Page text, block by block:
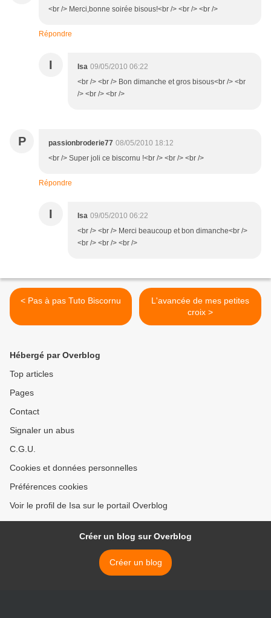
<br /> Merci,bonne soirée bisous!<br /> <br /> <br />
Répondre
I Isa 09/05/2010 06:22
<br /> <br /> Bon dimanche et gros bisous<br /> <br
/> <br /> <br />
P passionbroderie77 08/05/2010 18:12
<br /> Super joli ce biscornu !<br /> <br /> <br />
Répondre
I Isa 09/05/2010 06:22
<br /> <br /> Merci beaucoup et bon dimanche<br />
<br /> <br /> <br />
< Pas à pas Tuto Biscornu
L'avancée de mes petites
croix >
Hébergé par Overblog
Top articles
Pages
Contact
Signaler un abus
C.G.U.
Cookies et données personnelles
Préférences cookies
Voir le profil de Isa sur le portail Overblog
Créer un blog sur Overblog
Créer un blog